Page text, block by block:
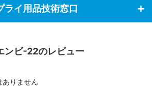
ライ用品技術窓口
ビ-22のレビュー
ありません